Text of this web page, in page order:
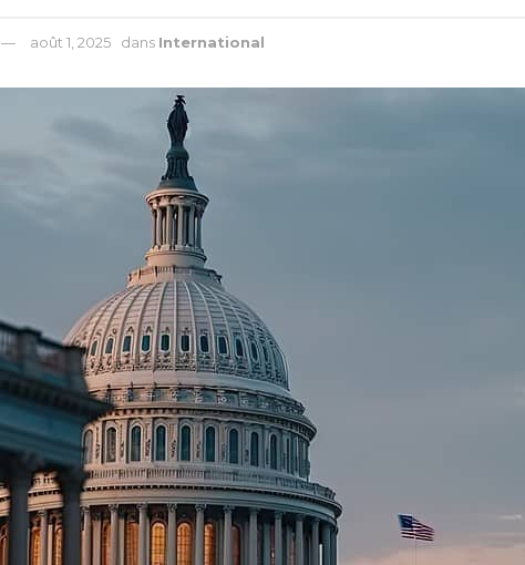
août 1, 2025 dans International